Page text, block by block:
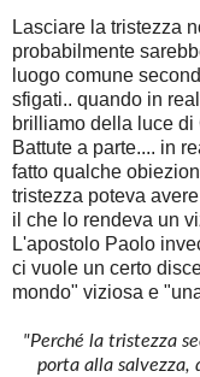
Lasciare la tristezza
probabilmente
luogo comune
sfigati.. quando in
brilliamo della luce di
Battute a parte.... in
fatto qualche
tristezza poteva
il che lo rendeva un
L'apostolo Paolo
ci vuole un certo
mondo" viziosa e
"Perché la tristezza
porta alla salvezza,